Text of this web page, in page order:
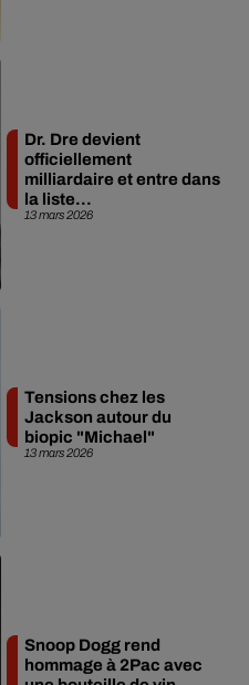
13 mars 2026
Dr. Dre devient
officiellement
milliardaire et entre dans
la liste...
13 mars 2026
Tensions chez les
Jackson autour du
biopic "Michael"
Snoop Dogg rend
hommage à 2Pac avec